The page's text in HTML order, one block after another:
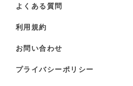
よくある質問
利用規約
お問い合わせ
プライバシーポリシー